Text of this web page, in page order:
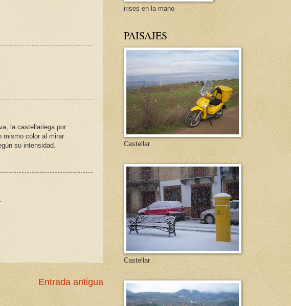
la castellariega por
mismo color al mirar
su intensidad.
Entrada antigua
irises en la mano
PAISAJES
Castellar
Castellar